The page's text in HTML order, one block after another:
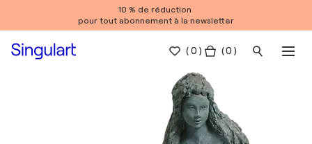
10 % de réduction
pour tout abonnement à la newsletter
(0 ) ( 0 )